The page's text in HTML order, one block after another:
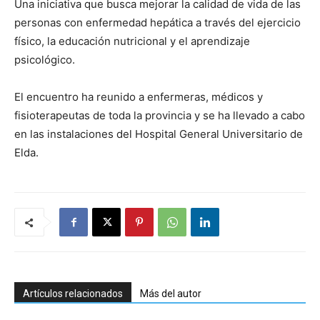
Una iniciativa que busca mejorar la calidad de vida de las
personas con enfermedad hepática a través del ejercicio
físico, la educación nutricional y el aprendizaje
psicológico.
El encuentro ha reunido a enfermeras, médicos y
fisioterapeutas de toda la provincia y se ha llevado a cabo
en las instalaciones del Hospital General Universitario de
Elda.
Artículos relacionados Más del autor